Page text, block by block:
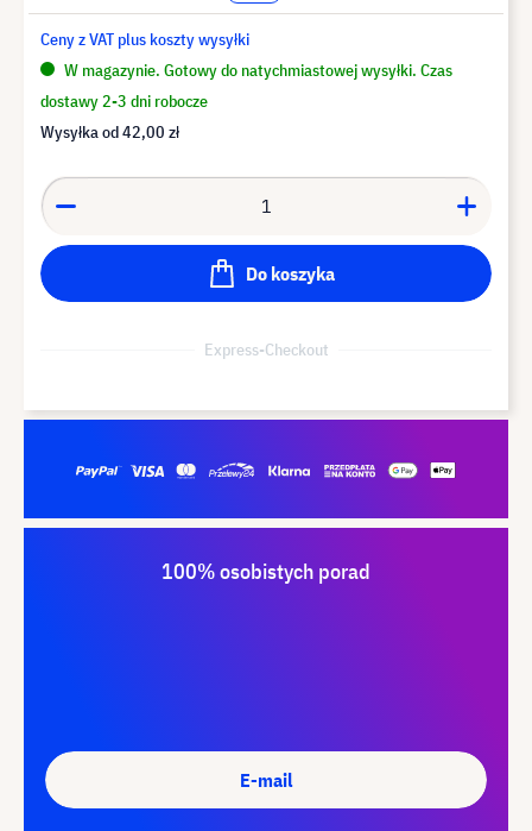
Ceny z VAT plus koszty wysyłki
W magazynie. Gotowy do natychmiastowej wysyłki. Czas
dostawy 2-3 dni robocze
Wysyłka od42,00 zł
Do koszyka
Express-Checkout
100% osobistych porad
E-mail